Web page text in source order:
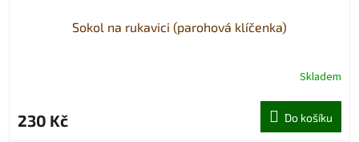
Sokol na rukavici (parohová klíčenka)
Skladem
230 Kč Do košíku